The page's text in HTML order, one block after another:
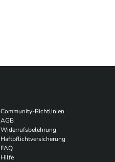
Community-Richtlinien
AGB
Widerrufsbelehrung
Haftpflichtversicherung
FAQ
Hilfe